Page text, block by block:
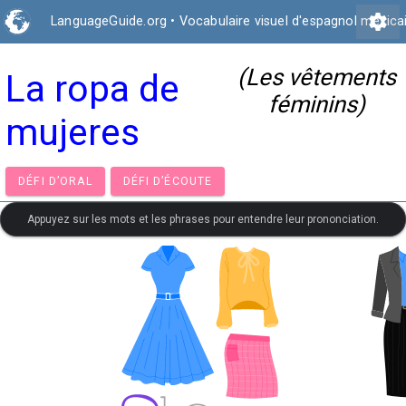
LanguageGuide.org • Vocabulaire visuel d'espagnol settings
La ropa de
mujeres
(Les vêtements
féminins)
DÉFI D’ORAL DÉFI D’ÉCOUTE
Appuyez sur les mots et les phrases pour entendre leur prononciation.